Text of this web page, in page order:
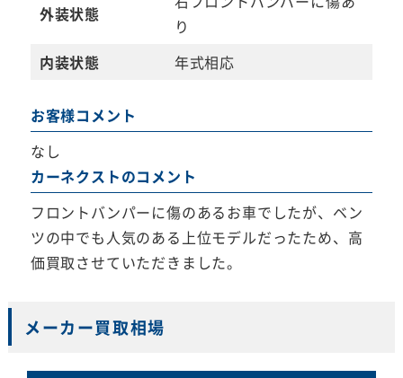
外装状態
り
内装状態
年式相応
お客様コメント
なし
カーネクストのコメント
フロントバンパーに傷のあるお車でしたが、ベン
ツの中でも人気のある上位モデルだったため、高
価買取させていただきました。
メーカー買取相場